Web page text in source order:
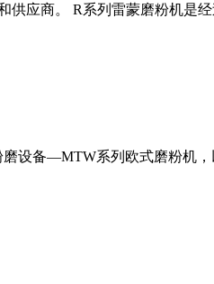
应商。 R系列雷蒙磨粉机是
设备—MTW系列欧式磨粉机